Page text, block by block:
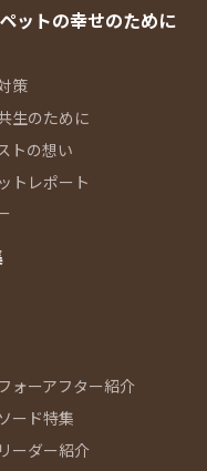
ットの幸せのために
策
生のために
トの想い
トレポート
ォーアフター紹介
ード特集
ーダー紹介